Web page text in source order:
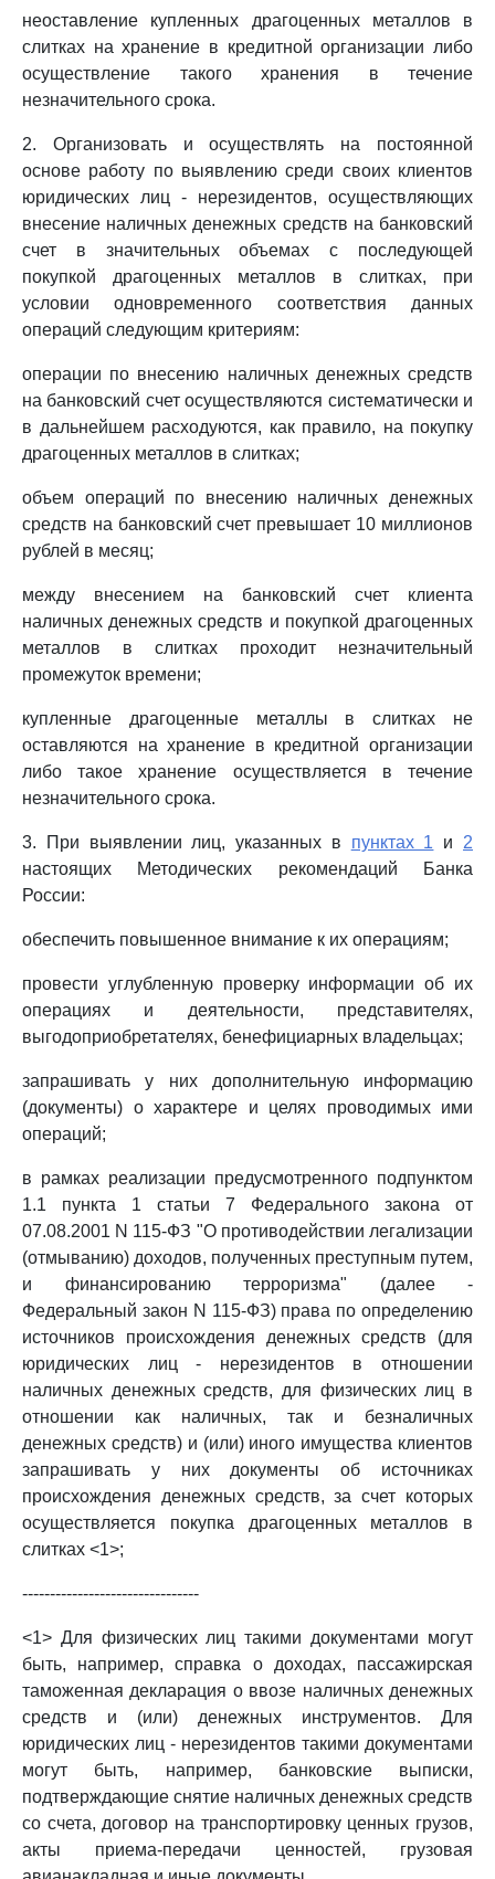
неоставление купленных драгоценных металлов в
слитках на хранение в кредитной организации либо
осуществление такого хранения в течение
незначительного срока.
2. Организовать и осуществлять на постоянной
основе работу по выявлению среди своих клиентов
юридических лиц - нерезидентов, осуществляющих
внесение наличных денежных средств на банковский
счет в значительных объемах с последующей
покупкой драгоценных металлов в слитках, при
условии одновременного соответствия данных
операций следующим критериям:
операции по внесению наличных денежных средств
на банковский счет осуществляются систематически и
в дальнейшем расходуются, как правило, на покупку
драгоценных металлов в слитках;
объем операций по внесению наличных денежных
средств на банковский счет превышает 10 миллионов
рублей в месяц;
между внесением на банковский счет клиента
наличных денежных средств и покупкой драгоценных
металлов в слитках проходит незначительный
промежуток времени;
купленные драгоценные металлы в слитках не
оставляются на хранение в кредитной организации
либо такое хранение осуществляется в течение
незначительного срока.
3. При выявлении лиц, указанных в пунктах 1 и 2
настоящих Методических рекомендаций Банка
России:
обеспечить повышенное внимание к их операциям;
провести углубленную проверку информации об их
операциях и деятельности, представителях,
выгодоприобретателях, бенефициарных владельцах;
запрашивать у них дополнительную информацию
(документы) о характере и целях проводимых ими
операций;
в рамках реализации предусмотренного подпунктом
1.1 пункта 1 статьи 7 Федерального закона от
07.08.2001 N 115-ФЗ "О противодействии легализации
(отмыванию) доходов, полученных преступным путем,
и финансированию терроризма" (далее -
Федеральный закон N 115-ФЗ) права по определению
источников происхождения денежных средств (для
юридических лиц - нерезидентов в отношении
наличных денежных средств, для физических лиц в
отношении как наличных, так и безналичных
денежных средств) и (или) иного имущества клиентов
запрашивать у них документы об источниках
происхождения денежных средств, за счет которых
осуществляется покупка драгоценных металлов в
слитках <1>;
--------------------------------
<1> Для физических лиц такими документами могут
быть, например, справка о доходах, пассажирская
таможенная декларация о ввозе наличных денежных
средств и (или) денежных инструментов. Для
юридических лиц - нерезидентов такими документами
могут быть, например, банковские выписки,
подтверждающие снятие наличных денежных средств
со счета, договор на транспортировку ценных грузов,
акты приема-передачи ценностей, грузовая